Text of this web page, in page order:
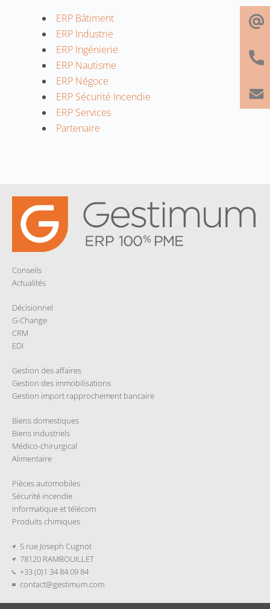
ERP Bâtiment
ERP Industrie
ERP Ingénierie
ERP Nautisme
ERP Négoce
ERP Sécurité Incendie
ERP Services
Partenaire
Conseils
Actualités
Décisionnel
G-Change
CRM
EDI
Gestion des affaires
Gestion des immobilisations
Gestion import rapprochement bancaire
Biens domestiques
Biens industriels
Médico-chirurgical
Alimentaire
Pièces automobiles
Sécurité incendie
Informatique et télécom
Produits chimiques
5 rue Joseph Cugnot
78120 RAMBOUILLET
+33 (0)1 34 84 09 84
contact@gestimum.com